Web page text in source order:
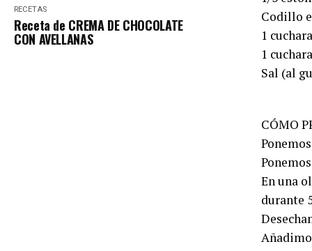
RECETAS
Receta de CREMA DE CHOCOLATE
CON AVELLANAS
Codillo
1
1
Sal (al
CÓMO
En una
durante